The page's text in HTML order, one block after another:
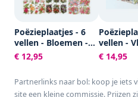
Poëzieplaatjes - 6
vellen - Bloemen -
Poëziealbum -
hobby - creatief -
vriendenboek -
€ 12,95
vellen -
Vogels,
Poezen
€ 14,95
Partnerlinks naar bol: koop je iets
site een kleine commissie. Prijzen